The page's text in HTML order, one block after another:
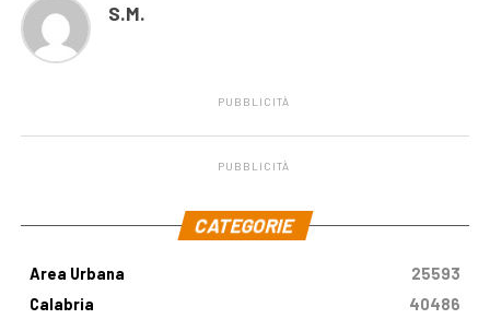
S.M.
PUBBLICITÀ
PUBBLICITÀ
CATEGORIE
Area Urbana
25593
Calabria
40486